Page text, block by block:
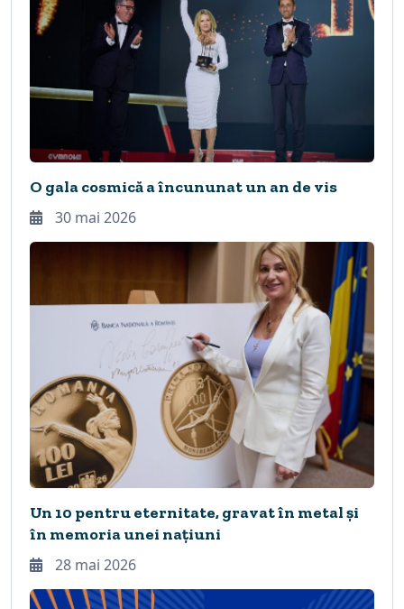
O gala cosmică a încununat un an de vis
30 mai 2026
Un 10 pentru eternitate, gravat în metal și
în memoria unei națiuni
28 mai 2026